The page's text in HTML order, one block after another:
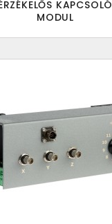
KAPCSOLÓ
MODUL